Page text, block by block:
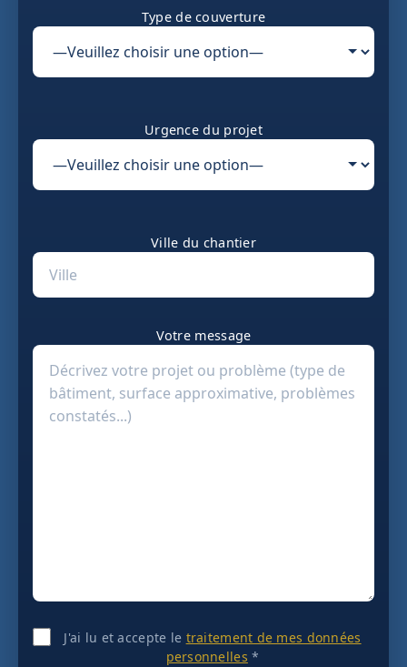
Type de couverture
Urgence du projet
Ville du chantier
Votre message
J'ai lu et accepte le traitement de mes données
personnelles *